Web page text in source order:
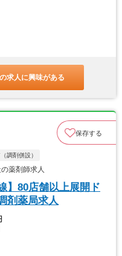
求人に興味がある
保存する
調剤併設）
薬剤師求人
】80店舗以上展開ド
剤薬局求人